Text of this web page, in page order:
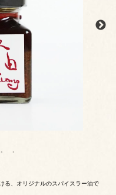
る、オリジナルのスパイスラー油で